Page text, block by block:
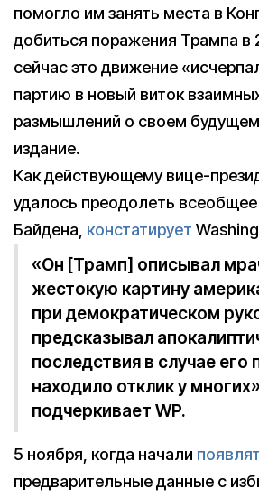
помогло им занять места в
добиться поражения Трампа
сейчас это движение
партию в новый виток
размышлений о своем
издание.
Как действующему вице-
удалось преодолеть
Байдена, констатирует
«Он [Трамп] описывал
жестокую картину
при демократическом
предсказывал
последствия в случае его
находило отклик у
подчеркивает WP.
5 ноября, когда начали
предварительные данные с